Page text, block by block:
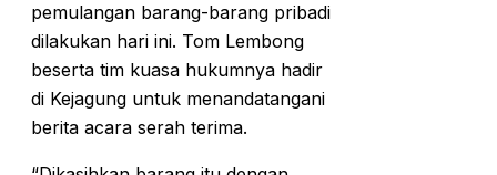
pemulangan barang-barang pribadi
dilakukan hari ini. Tom Lembong
beserta tim kuasa hukumnya hadir
di Kejagung untuk menandatangani
berita acara serah terima.